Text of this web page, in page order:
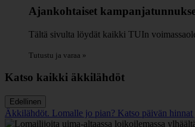
Ajankohtaiset
Tältä sivulta löydät kaikki TUIn
Tutustu ja varaa »
Katso kaikki äkkilähdöt
Edellinen
Äkkilähdöt. Lomalle jo pian? Katso päivän